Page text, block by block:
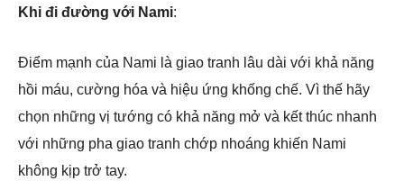
Khi đi đường với Nami:
Điểm mạnh của Nami là giao tranh lâu dài với khả năng
hồi máu, cường hóa và hiệu ứng khống chế. Vì thế hãy
chọn những vị tướng có khả năng mở và kết thúc nhanh
với những pha giao tranh chớp nhoáng khiến Nami
không kịp trở tay.